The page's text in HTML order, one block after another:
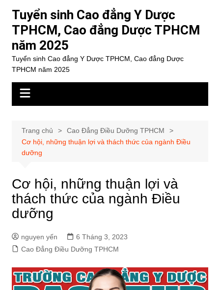
dung
Tuyển sinh Cao đẳng Y Dược
TPHCM, Cao đẳng Dược TPHCM
năm 2025
Tuyển sinh Cao đẳng Y Dược TPHCM, Cao đẳng Dược
TPHCM năm 2025
Trang chủ
Cao Đẳng Điều Dưỡng TPHCM
Cơ hội, những thuận lợi và thách thức của ngành Điều
dưỡng
Cơ hội, những thuận lợi và
thách thức của ngành Điều
dưỡng
nguyen yến
6 Tháng 3, 2023
Cao Đẳng Điều Dưỡng TPHCM